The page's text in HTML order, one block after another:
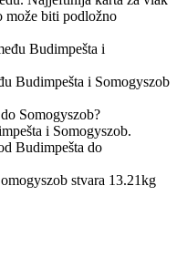
može biti podložno
Budimpešta i
Budimpešta i Somogyszob
Somogyszob?
i Somogyszob.
Budimpešta do
stvara 13.21kg